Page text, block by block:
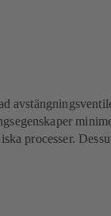
processer.